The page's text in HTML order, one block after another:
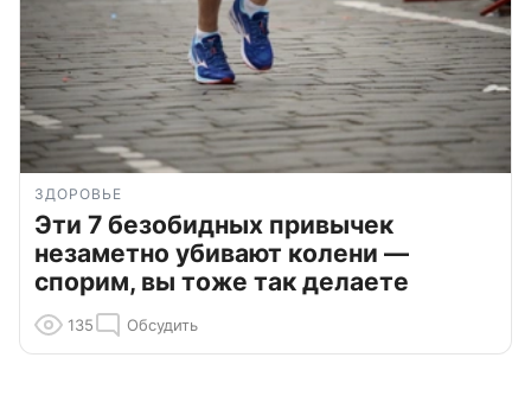
ЗДОРОВЬЕ
Эти 7 безобидных привычек
незаметно убивают колени —
спорим, вы тоже так делаете
135 Обсудить